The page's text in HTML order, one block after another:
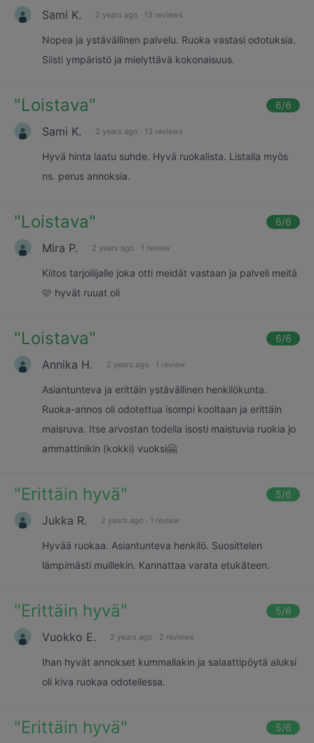
Sami K. 2 years ago · 13 reviews
Nopea ja ystävällinen palvelu. Ruoka vastasi odotuksia.
Siisti ympäristö ja mielyttävä kokonaisuus.
"Loistava" 6/6
Sami K. 2 years ago · 13 reviews
Hyvä hinta laatu suhde. Hyvä ruokalista. Listalla myös
ns. perus annoksia.
"Loistava" 6/6
Mira P. 2 years ago · 1 review
Kiitos tarjoilijalle joka otti meidät vastaan ja palveli meitä
🩷 hyvät ruuat oli
"Loistava" 6/6
Annika H. 2 years ago · 1 review
Asiantunteva ja erittäin ystävällinen henkilökunta.
Ruoka-annos oli odotettua isompi kooltaan ja erittäin
maisruva. Itse arvostan todella isosti maistuvia ruokia jo
ammattinikin (kokki) vuoksi🤗
"Erittäin hyvä" 5/6
Jukka R. 2 years ago · 1 review
Hyvää ruokaa. Asiantunteva henkilö. Suosittelen
lämpimästi muillekin. Kannattaa varata etukäteen.
"Erittäin hyvä" 5/6
Vuokko E. 2 years ago · 2 reviews
Ihan hyvät annokset kummallakin ja salaattipöytä aluksi
oli kiva ruokaa odotellessa.
"Erittäin hyvä" 5/6